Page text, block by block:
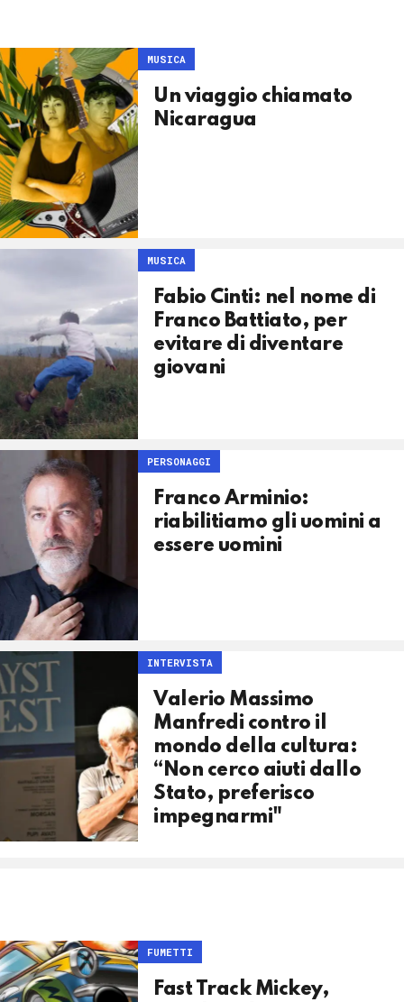
MUSICA
Un viaggio chiamato
Nicaragua
MUSICA
Fabio Cinti: nel nome di
Franco Battiato, per
evitare di diventare
giovani
PERSONAGGI
Franco Arminio:
riabilitiamo gli uomini a
essere uomini
INTERVISTA
Valerio Massimo
Manfredi contro il
mondo della cultura:
“Non cerco aiuti dallo
Stato, preferisco
impegnarmi"
FUMETTI
Fast Track Mickey,